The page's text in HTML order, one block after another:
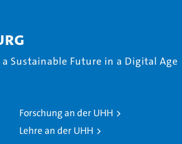
Sustainable Future in a Digital Age
Forschung an der UHH
Lehre an der UHH